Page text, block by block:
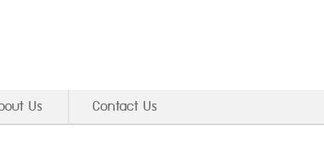
Us Contact Us